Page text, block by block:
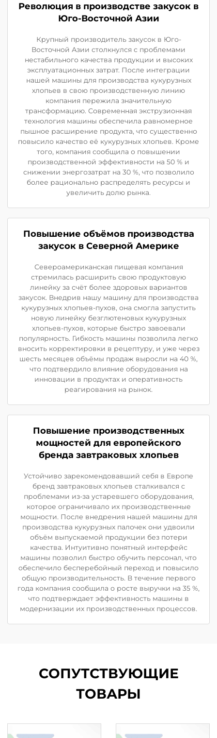
Революция в производстве закусок в
Юго-Восточной Азии
Крупный производитель закусок в Юго-
Восточной Азии столкнулся с проблемами
нестабильного качества продукции и высоких
эксплуатационных затрат. После интеграции
нашей машины для производства кукурузных
хлопьев в свою производственную линию
компания пережила значительную
трансформацию. Современная экструзионная
технология машины обеспечила равномерное
пышное расширение продукта, что существенно
повысило качество её кукурузных хлопьев. Кроме
того, компания сообщила о повышении
производственной эффективности на 50 % и
снижении энергозатрат на 30 %, что позволило
более рационально распределять ресурсы и
увеличить долю рынка.
Повышение объёмов производства
закусок в Северной Америке
Североамериканская пищевая компания
стремилась расширить свою продуктовую
линейку за счёт более здоровых вариантов
закусок. Внедрив нашу машину для производства
кукурузных хлопьев-пухов, она смогла запустить
новую линейку безглютеновых кукурузных
хлопьев-пухов, которые быстро завоевали
популярность. Гибкость машины позволила легко
вносить корректировки в рецептуру, и уже через
шесть месяцев объёмы продаж выросли на 40 %,
что подтвердило влияние оборудования на
инновации в продуктах и оперативность
реагирования на рынок.
Повышение производственных
мощностей для европейского
бренда завтраковых хлопьев
Устойчиво зарекомендовавший себя в Европе
бренд завтраковых хлопьев сталкивался с
проблемами из-за устаревшего оборудования,
которое ограничивало их производственные
мощности. После внедрения нашей машины для
производства кукурузных палочек они удвоили
объём выпускаемой продукции без потери
качества. Интуитивно понятный интерфейс
машины позволил быстро обучить персонал, что
обеспечило бесперебойный переход и повысило
общую производительность. В течение первого
года компания сообщила о росте выручки на 35 %,
что подтверждает эффективность машины в
модернизации их производственных процессов.
СОПУТСТВУЮЩИЕ
ТОВАРЫ